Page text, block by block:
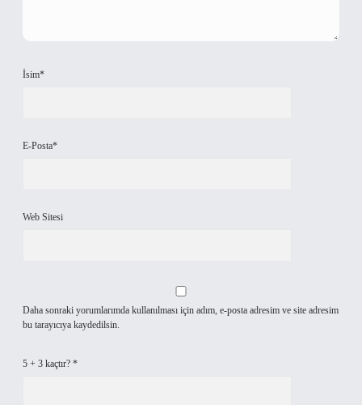
İsim*
E-Posta*
Web Sitesi
Daha sonraki yorumlarımda kullanılması için adım, e-posta adresim ve site adresim
bu tarayıcıya kaydedilsin.
5 + 3 kaçtır? *